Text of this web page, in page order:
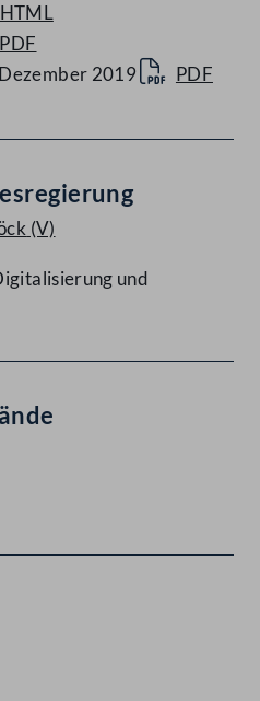
HTML
PDF
2019
PDF
(V)
und